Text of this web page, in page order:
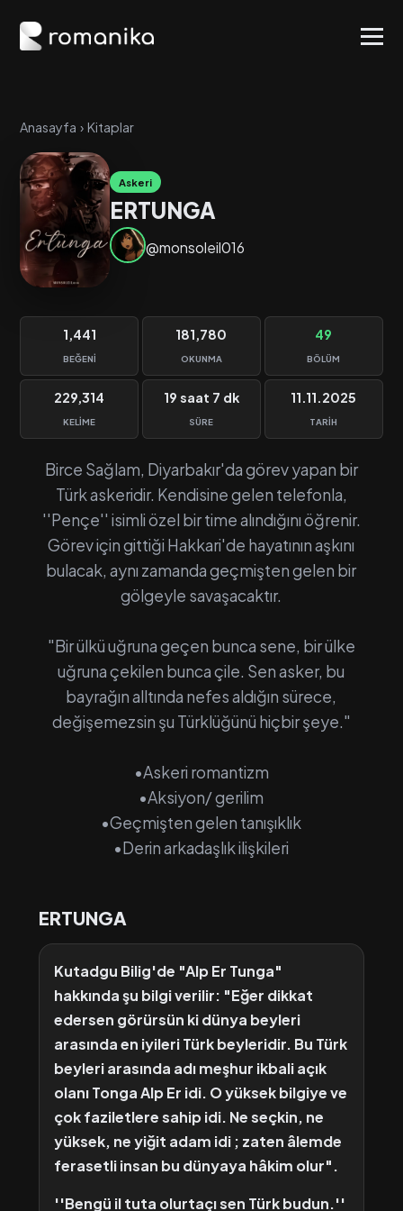
Anasayfa › Kitaplar
Askeri
ERTUNGA
@monsoleil016
1,441
BEĞENI
181,780
OKUNMA
49
BÖLÜM
229,314
KELIME
19 saat 7 dk
SÜRE
11.11.2025
TARIH
Birce Sağlam, Diyarbakır'da görev yapan bir
Türk askeridir. Kendisine gelen telefonla,
''Pençe'' isimli özel bir time alındığını öğrenir.
Görev için gittiği Hakkari'de hayatının aşkını
bulacak, aynı zamanda geçmişten gelen bir
gölgeyle savaşacaktır.
"Bir ülkü uğruna geçen bunca sene, bir ülke
uğruna çekilen bunca çile. Sen asker, bu
bayrağın alltında nefes aldığın sürece,
değişemezsin şu Türklüğünü hiçbir şeye."
•Askeri romantizm
•Aksiyon/ gerilim
•Geçmişten gelen tanışıklık
•Derin arkadaşlık ilişkileri
ERTUNGA
Kutadgu Bilig'de "Alp Er Tunga"
hakkında şu bilgi verilir: "Eğer dikkat
edersen görürsün ki dünya beyleri
arasında en iyileri Türk beyleridir. Bu Türk
beyleri arasında adı meşhur ikbali açık
olanı Tonga Alp Er idi. O yüksek bilgiye ve
çok faziletlere sahip idi. Ne seçkin, ne
yüksek, ne yiğit adam idi ; zaten âlemde
ferasetli insan bu dünyaya hâkim olur".
''Bengü il tuta olurtaçı sen Türk budun.''